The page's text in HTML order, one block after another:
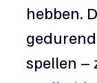
hebben.
spellen –